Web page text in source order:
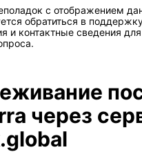
с отображением
обратиться в
и контактные сведения
через